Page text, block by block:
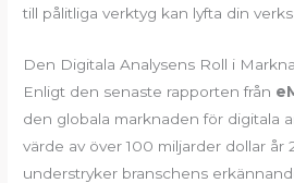
till pålitliga verktyg kan lyfta din
Den Digitala Analysens Roll i
Enligt den senaste rapporten från
den globala marknaden för digitala
värde av över 100 miljarder dollar år
understryker branschens